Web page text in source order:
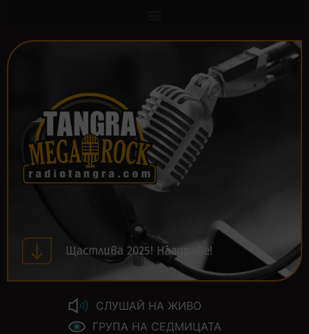
Щастлива 2025! Наздраве!
СЛУШАЙ НА ЖИВО
ГРУПА НА СЕДМИЦАТА